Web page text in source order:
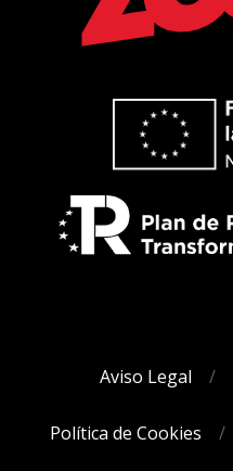
Aviso Legal
Política de Cookies